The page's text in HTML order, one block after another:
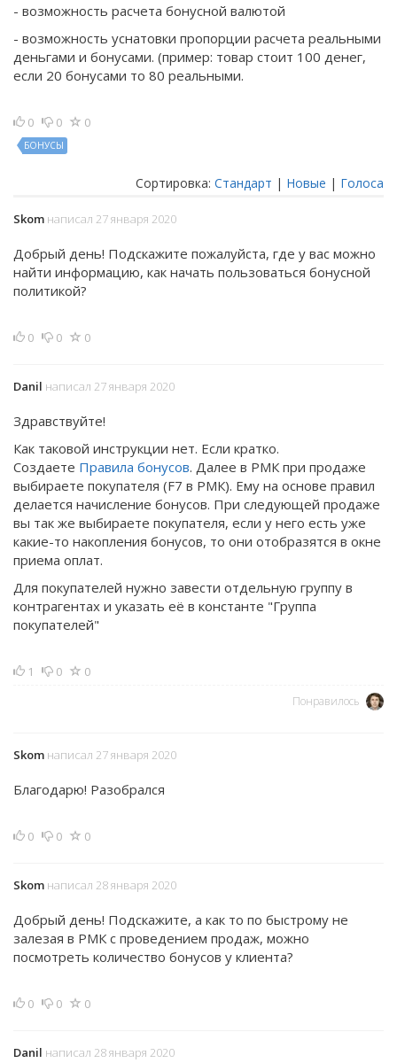
- возможность расчета бонусной валютой
- возможность уснатовки пропорции расчета реальными
деньгами и бонусами. (пример: товар стоит 100 денег,
если 20 бонусами то 80 реальными.
0 0 0
БОНУСЫ
Сортировка: Стандарт | Новые | Голоса
Skom написал 27 января 2020
Добрый день! Подскажите пожалуйста, где у вас можно
найти информацию, как начать пользоваться бонусной
политикой?
0 0 0
Danil написал 27 января 2020
Здравствуйте!
Как таковой инструкции нет. Если кратко.
Создаете Правила бонусов. Далее в РМК при продаже
выбираете покупателя (F7 в РМК). Ему на основе правил
делается начисление бонусов. При следующей продаже
вы так же выбираете покупателя, если у него есть уже
какие-то накопления бонусов, то они отобразятся в окне
приема оплат.
Для покупателей нужно завести отдельную группу в
контрагентах и указать её в константе "Группа
покупателей"
1 0 0
Понравилось
Skom написал 27 января 2020
Благодарю! Разобрался
0 0 0
Skom написал 28 января 2020
Добрый день! Подскажите, а как то по быстрому не
залезая в РМК с проведением продаж, можно
посмотреть количество бонусов у клиента?
0 0 0
Danil написал 28 января 2020